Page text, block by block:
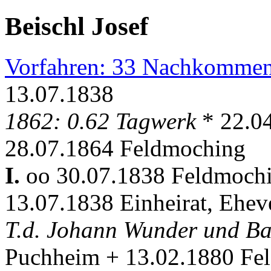
Beischl Josef
Vorfahren: 33
13.07.1838
1862: 0.62 Tagwerk *
28.07.1864 Feldmoching
I. oo 30.07.1838
13.07.1838 Einheirat,
T.d. Johann Wunder und
Puchheim + 13.02.1880